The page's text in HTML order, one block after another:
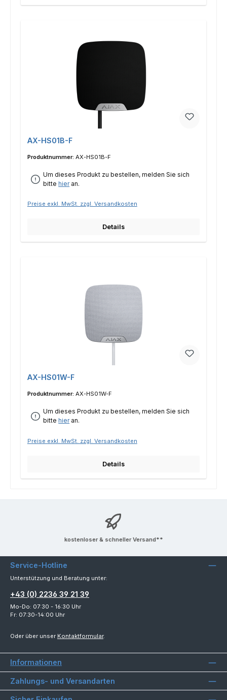
AX-HS01B-F
Produktnummer: AX-HS01B-F
Um dieses Produkt zu bestellen, melden Sie sich
bittehieran.
Preise exkl. MwSt. zzgl. Versandkosten
Details
AX-HS01W-F
Produktnummer: AX-HS01W-F
Um dieses Produkt zu bestellen, melden Sie sich
bittehieran.
Preise exkl. MwSt. zzgl. Versandkosten
Details
kostenloser & schneller Versand**
Service-Hotline
Unterstützung und Beratung unter:
+43 (0) 2236 39 21 39
Mo-Do: 07:30 - 16:30 Uhr
Fr: 07:30-14:00 Uhr
Oder über unser Kontaktformular.
Informationen
Zahlungs- und Versandarten